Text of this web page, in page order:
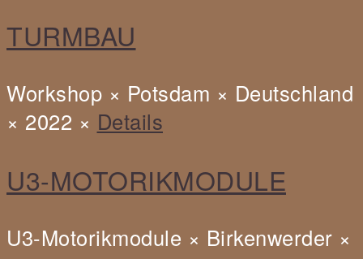
Kunst
oder
Handwerk?
Sven
Barnickel
Workshop
Turmbau
Potsdam
TURMBAU
Workshop × Potsdam × Deutschland
× 2022 × Details
U3-MOTORIKMODULE
U3-Motorikmodule × Birkenwerder ×